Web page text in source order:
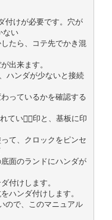
けが必要です。穴が
ない
たら、コテ先でかき混
出来ます。
ハンダが少ないと接続
っているかを確認する
ている⃝印と、基板に印
て、クロックをピンセ
面のランドにハンダが
付けします。
ハンダ付けします。
で、このマニュアル